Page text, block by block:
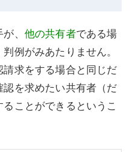
、 他の共有者である場
例がみあたりません。
請求をする場合と同じだ
を求めたい共有者（だ
ことができるというこ